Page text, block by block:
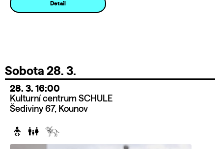
Detail
Sobota 28. 3.
28. 3. 16:00
Kulturní centrum SCHULE
Šediviny 67, Kounov